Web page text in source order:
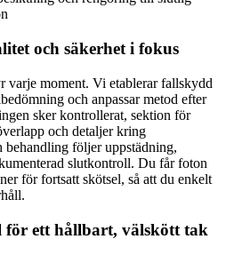
och säkerhet i fokus
varje moment. Vi etablerar fallskydd
och anpassar metod efter
sker kontrollerat, sektion för
och detaljer kring
behandling följer uppstädning,
slutkontroll. Du får foton
för fortsatt skötsel, så att du enkelt
för ett hållbart, välskött tak